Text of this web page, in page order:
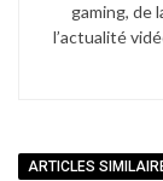
gaming, de
l’actualité
ARTICLES